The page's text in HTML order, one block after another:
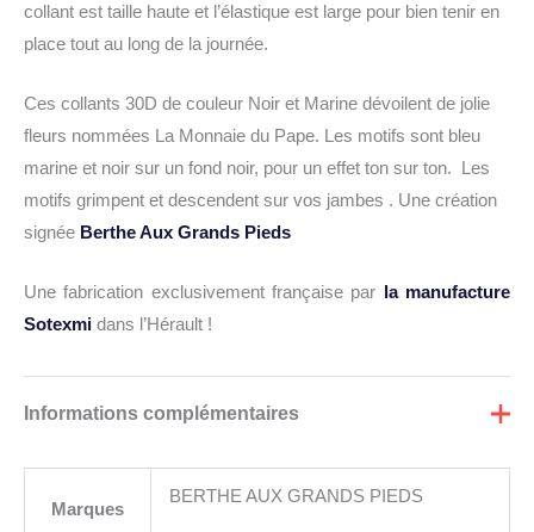
collant est taille haute et l’élastique est large pour bien tenir en
place tout au long de la journée.
Ces collants 30D de couleur Noir et Marine dévoilent de jolie
fleurs nommées La Monnaie du Pape. Les motifs sont bleu
marine et noir sur un fond noir, pour un effet ton sur ton. Les
motifs grimpent et descendent sur vos jambes . Une création
signée Berthe Aux Grands Pieds
Une fabrication exclusivement française par
la manufacture
Sotexmi dans l’Hérault !
Informations complémentaires
Marques
BERTHE AUX GRANDS PIEDS